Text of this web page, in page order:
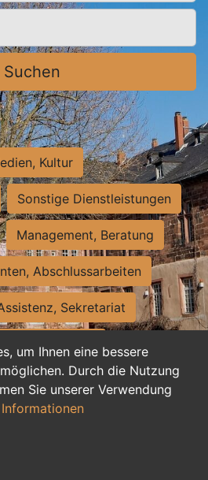
um Ihnen eine bessere
Durch die Nutzung
Sie unserer Verwendung
Suchen
Kultur
Sonstige Dienstleistungen
Management, Beratung
Abschlussarbeiten
Sekretariat
Nebenjobs
duale Ausbildung